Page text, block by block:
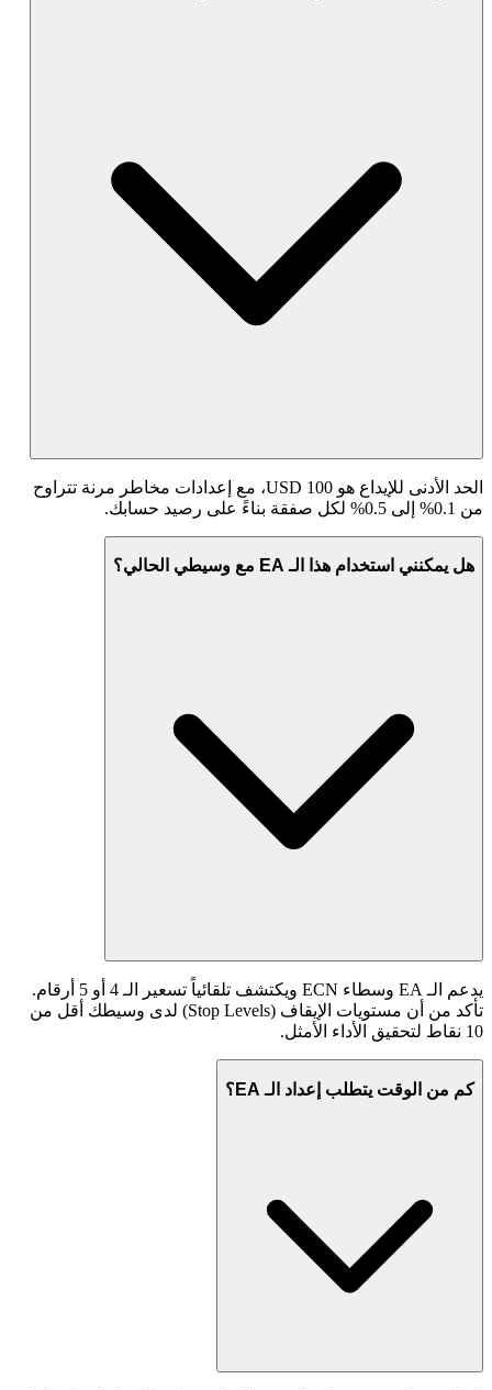
الحد الأدنى للإيداع هو 100 USD، مع إعدادات مخاطر مرنة تتراوح
من 0.1% إلى 0.5% لكل صفقة بناءً على رصيد حسابك.
هل يمكنني استخدام هذا الـ EA مع وسيطي الحالي؟
يدعم الـ EA وسطاء ECN ويكتشف تلقائياً تسعير الـ 4 أو 5 أرقام.
تأكد من أن مستويات الإيقاف (Stop Levels) لدى وسيطك أقل من
10 نقاط لتحقيق الأداء الأمثل.
كم من الوقت يتطلب إعداد الـ EA؟